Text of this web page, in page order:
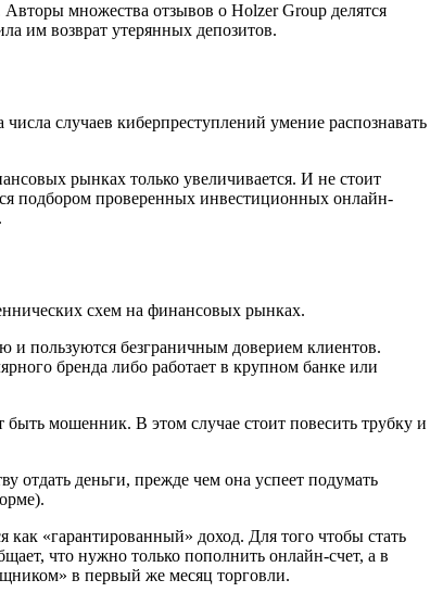
множества отзывов о Holzer Group делятся
им возврат утерянных депозитов.
случаев киберпреступлений умение распознавать
рынках только увеличивается. И не стоит
подбором проверенных инвестиционных онлайн-
схем на финансовых рынках.
пользуются безграничным доверием клиентов.
бренда либо работает в крупном банке или
мошенник. В этом случае стоит повесить трубку и
отдать деньги, прежде чем она успеет подумать
«гарантированный» доход. Для того чтобы стать
что нужно только пополнить онлайн-счет, а в
в первый же месяц торговли.